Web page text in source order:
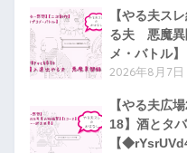
ようです【
http://
【やる夫ス
る夫 悪魔異
メ・バトル】
2026年8月7日
【やる夫広
18】酒とタ
【